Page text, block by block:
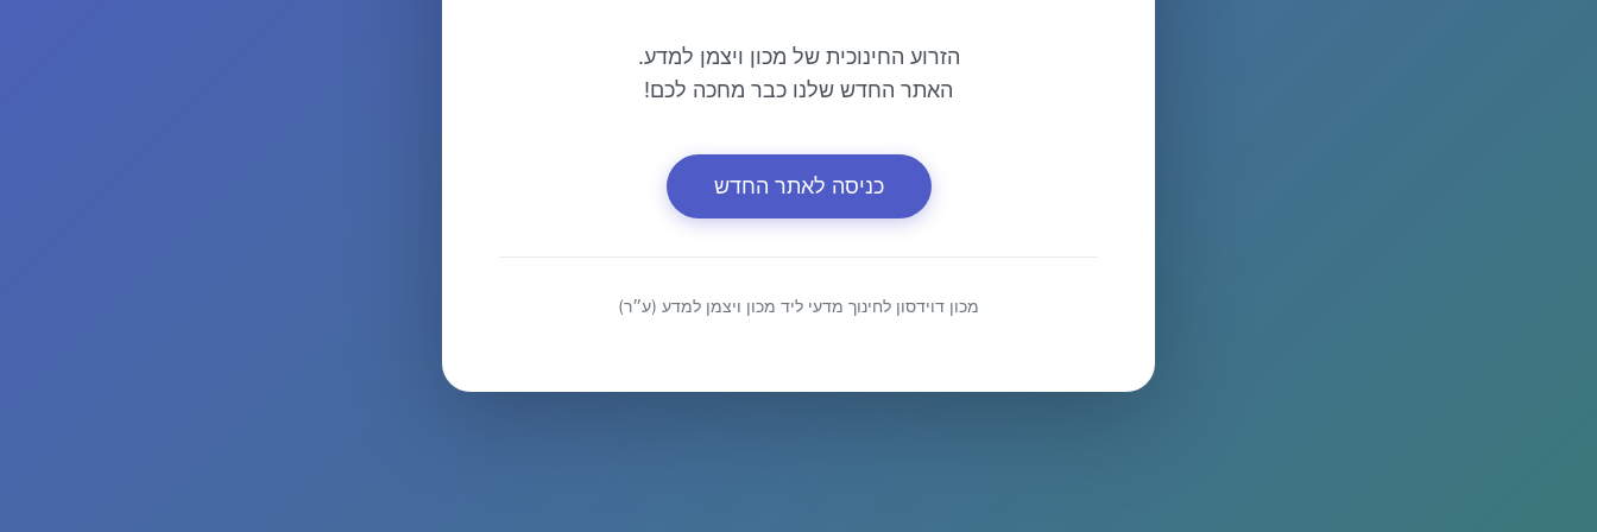
הזרוע החינוכית של מכון ויצמן למדע.
האתר החדש שלנו כבר מחכה לכם!
כניסה לאתר החדש
מכון דוידסון לחינוך מדעי ליד מכון ויצמן למדע (ע״ר)